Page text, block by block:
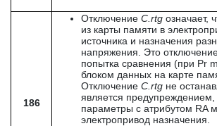
186
Отключение C rtg означает,
из карты памяти в
источника и назначения
напряжения. Это
попытка сравнения (при Pr
блоком данных на карте
Отключение C rtg не
является
параметры с атрибутом RA
электропривод назначения.